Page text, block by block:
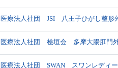
医療法人社団 JSI 八王子ひがし整形
医療法人社団 桧垣会 多摩大腸肛門
医療法人社団 SWAN スワンレディー